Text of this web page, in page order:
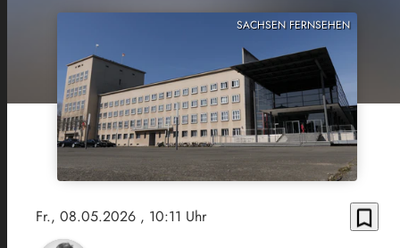
SACHSEN FERNSEHEN
Fr., 08.05.2026 , 10:11 Uhr bookmark_border